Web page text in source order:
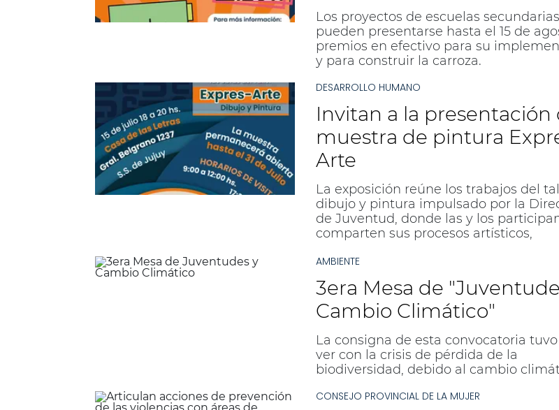
Los proyectos de escuelas secundarias
pueden presentarse hasta el 15 de
premios en efectivo para su
y para construir la carroza.
DESARROLLO HUMANO
Invitan a la presentación
muestra de pintura
Arte
La exposición reúne los trabajos del
dibujo y pintura impulsado por la
de Juventud, donde las y los
comparten sus procesos artísticos,
sus obras.
AMBIENTE
3era Mesa de
Cambio Climático"
La consigna de esta convocatoria
ver con la crisis de pérdida de la
biodiversidad, debido al cambio
CONSEJO PROVINCIAL DE LA MUJER